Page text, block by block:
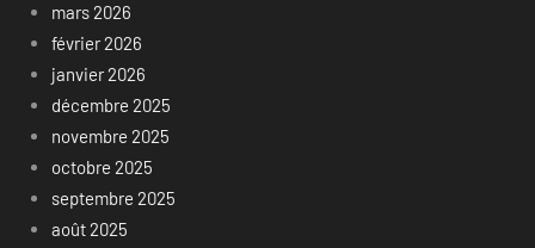
mars 2026
février 2026
janvier 2026
décembre 2025
novembre 2025
octobre 2025
septembre 2025
août 2025